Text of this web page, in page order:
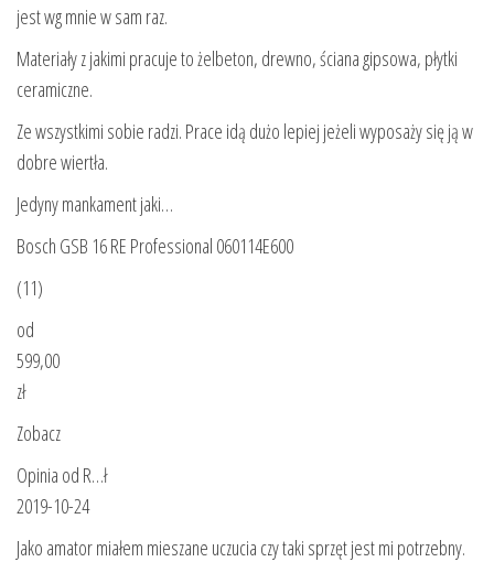
jest wg mnie w sam raz.
Materiały z jakimi pracuje to żelbeton, drewno, ściana gipsowa, płytki
ceramiczne.
Ze wszystkimi sobie radzi. Prace idą dużo lepiej jeżeli wyposaży się ją w
dobre wiertła.
Jedyny mankament jaki…
Bosch GSB 16 RE Professional 060114E600
(11)
od
599,00
zł
Zobacz
Opinia od R…ł
2019-10-24
Jako amator miałem mieszane uczucia czy taki sprzęt jest mi potrzebny.